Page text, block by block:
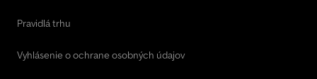
Pravidlá trhu
Vyhlásenie o ochrane osobných údajov